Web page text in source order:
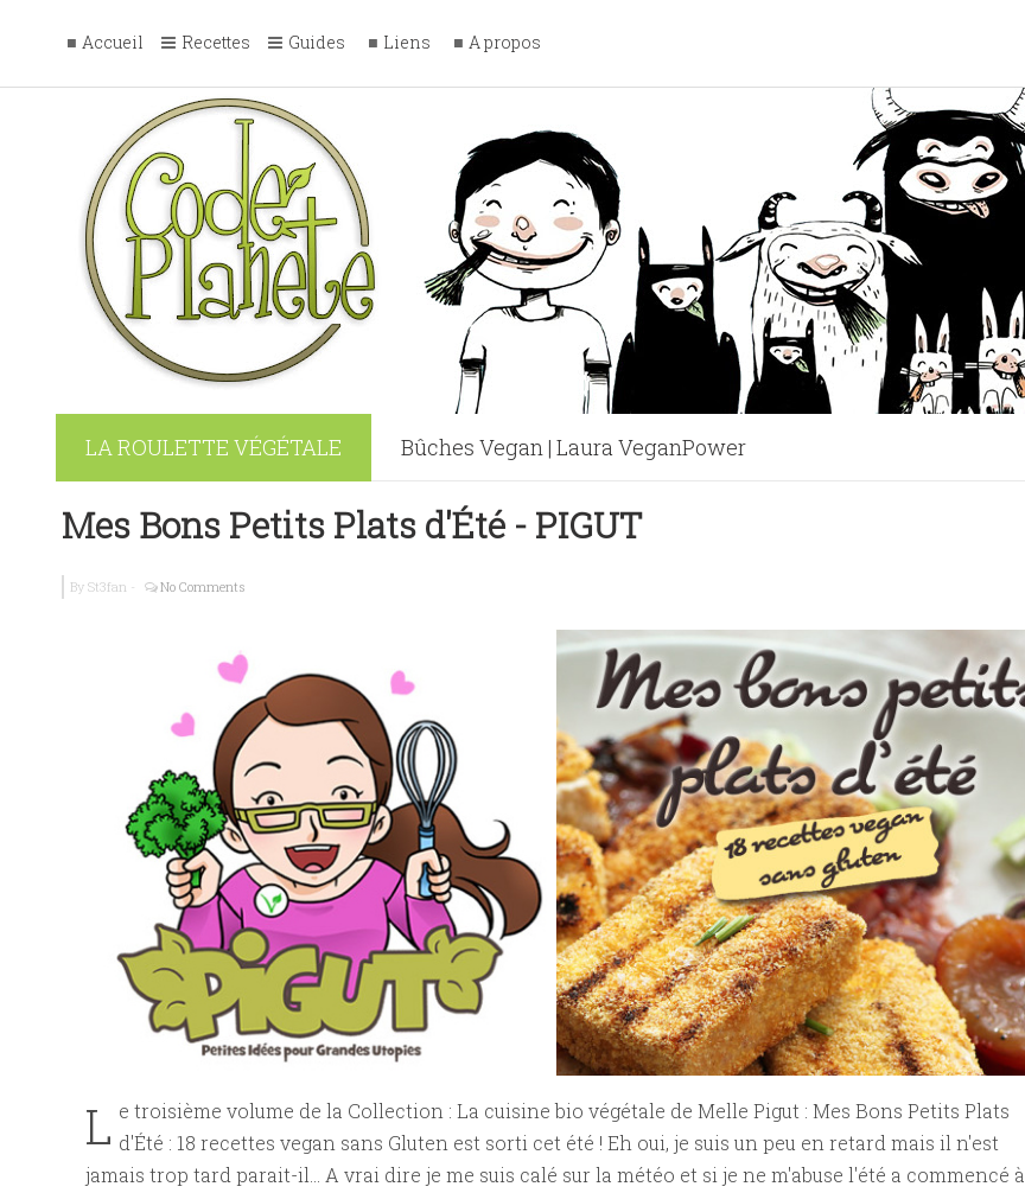
Accueil Recettes Guides Liens A propos
LA ROULETTE VÉGÉTALE Bûches Vegan | Laura VeganPower
Tresse feuilletée aux champignons, tofu fumé et vin blanc
P.S.T Seb. Kardinal - Laura Veganpower + Cannelloni
Tofu Général Tao | Jean-philippe Cyr
Mes Bons Petits Plats d'Été - PIGUT
By St3fan - No Comments
L e troisième volume de la Collection : La cuisine bio végétale de Melle Pigut : Mes Bons Petits Plats
d'Été : 18 recettes vegan sans Gluten est sorti cet été ! Eh oui, je suis un peu en retard mais il n'est
jamais trop tard parait-il... A vrai dire je me suis calé sur la météo et si je ne m'abuse l'été a commencé à